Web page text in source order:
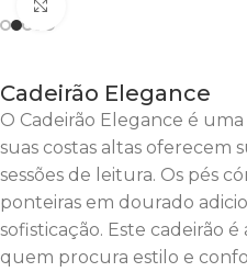
Cadeirão Elegance
O Cadeirão Elegance é
suas costas altas oferecem
sessões de leitura. Os pés
ponteiras em dourado
sofisticação. Este cadeirão
quem procura estilo e